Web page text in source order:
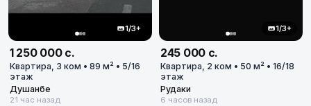
1/3+
1 250 000 с.
Квартира, 3 ком • 89 м² • 5/16
этаж
Душанбе
21 час назад
1/3+
245 000 с.
Квартира, 2 ком • 50 м² • 16/18
этаж
Рудаки
6 часов назад